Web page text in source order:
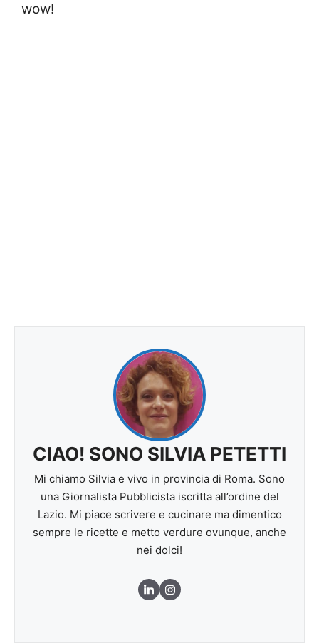
wow!
CIAO! SONO SILVIA PETETTI
Mi chiamo Silvia e vivo in provincia di Roma. Sono
una Giornalista Pubblicista iscritta all’ordine del
Lazio. Mi piace scrivere e cucinare ma dimentico
sempre le ricette e metto verdure ovunque, anche
nei dolci!